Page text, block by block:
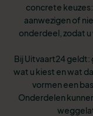
concrete
aanwezigen of
onderdeel, zodat
Bij Uitvaart24 geldt:
wat u kiest en wat
vormen een
Onderdelen